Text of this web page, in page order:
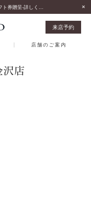
来店予約
店舗のご案内
沢店